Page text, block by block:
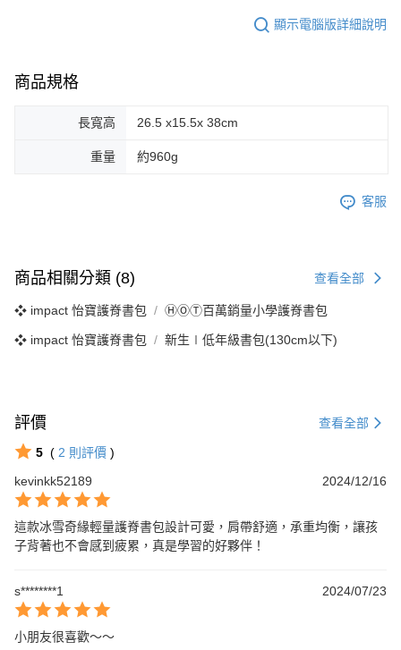
顯示電腦版詳細說明
商品規格
長寬高 26.5 x15.5x 38cm
重量 約960g
客服
商品相關分類 (8) 查看全部
❖ impact 怡寶護脊書包 ⒽⓄⓉ百萬銷量小學護脊書包
❖ impact 怡寶護脊書包 新生∣低年級書包(130cm以下)
評價 查看全部
5 ( 2 則評價 )
kevinkk52189
2024/12/16
這款冰雪奇緣輕量護脊書包設計可愛，肩帶舒適，承重均衡，讓孩
子背著也不會感到疲累，真是學習的好夥伴！
s********1 2024/07/23
小朋友很喜歡～～